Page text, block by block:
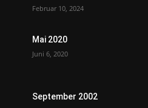
Februar 10, 2024
Mai 2020
Juni 6, 2020
September 2002